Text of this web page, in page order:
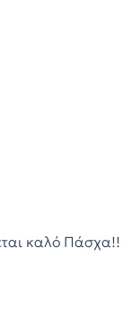
καλό Πάσχα!!